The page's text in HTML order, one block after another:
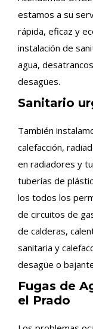
estamos a su
rápida, eficaz y
instalación de
agua,
desagües.
Sanitario
También
calefacción,
en radiadores y
tuberías de
los todos los
de circuitos de
de calderas,
sanitaria y
desagüe o
Fugas de
el Prado